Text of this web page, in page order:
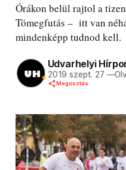
Órákon belül rajtol a
Tömegfutás – itt van
mindenképp tudnod kell.
Udvarhelyi
2019 szept. 27 —
Megosztás